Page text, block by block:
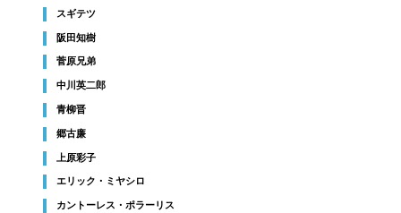
スギテツ
阪田知樹
菅原兄弟
中川英二郎
青柳晋
郷古廉
上原彩子
エリック・ミヤシロ
カントーレス・ポラーリス